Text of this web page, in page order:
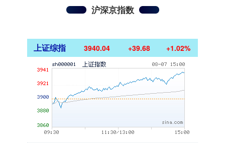
沪深京指数
上证综指 3940.04 +39.68 +1.02%